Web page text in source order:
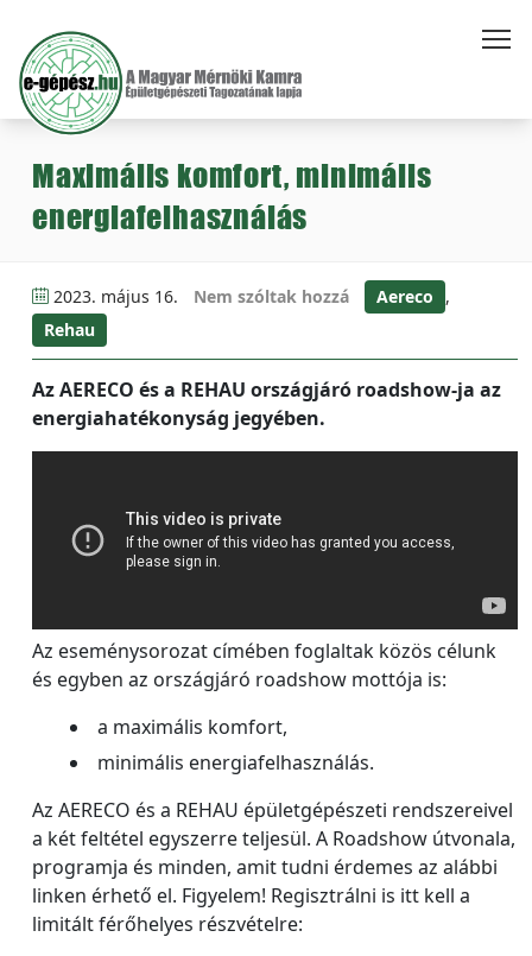
Maximális komfort, minimális
energiafelhasználás
2023. május 16. Nem szóltak hozzá Aereco
,
Rehau
Az AERECO és a REHAU országjáró roadshow-ja az
energiahatékonyság jegyében.
Az eseménysorozat címében foglaltak közös célunk
és egyben az országjáró roadshow mottója is:
a maximális komfort,
minimális energiafelhasználás.
Az AERECO és a REHAU épületgépészeti rendszereivel
a két feltétel egyszerre teljesül. A Roadshow útvonala,
programja és minden, amit tudni érdemes az alábbi
linken érhető el. Figyelem! Regisztrálni is itt kell a
limitált férőhelyes részvételre: